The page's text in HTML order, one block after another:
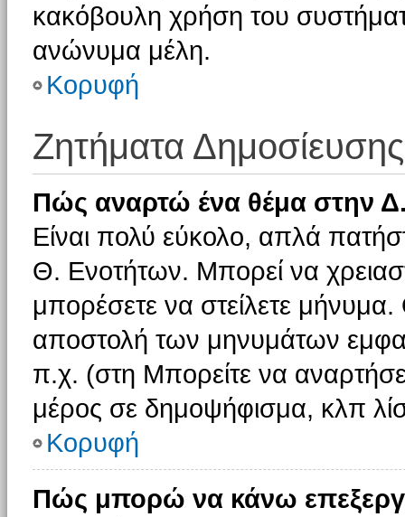
κακόβουλη χρήση του
ανώνυμα μέλη.
Κορυφή
Ζητήματα Δημοσίευσης
Πώς αναρτώ ένα θέμα στην
Είναι πολύ εύκολο, απλά
Θ. Ενοτήτων. Μπορεί να
μπορέσετε να στείλετε μήνυμα.
αποστολή των μηνυμάτων
π.χ. (στη Μπορείτε να
μέρος σε δημοψήφισμα, κλπ
Κορυφή
Πώς μπορώ να κάνω